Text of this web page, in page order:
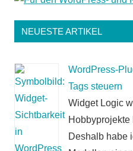
NEUESTE ARTIKEL
WordPress-
Tags steuern
Widget Logic
Hobbyprojekte
Deshalb habe